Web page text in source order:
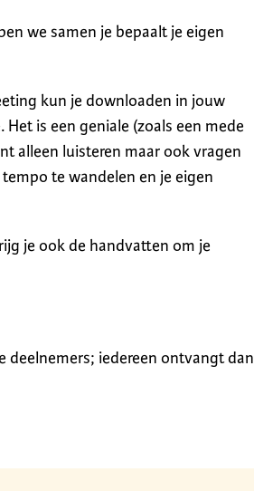
we samen je bepaalt je eigen
kun je downloaden in jouw
is een geniale (zoals een mede
alleen luisteren maar ook vragen
te wandelen en je eigen
je ook de handvatten om je
deelnemers; iedereen ontvangt dan